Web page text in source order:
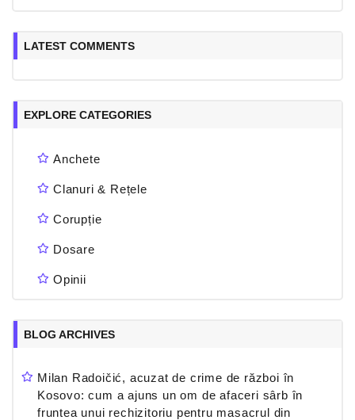
LATEST COMMENTS
EXPLORE CATEGORIES
Anchete
Clanuri & Rețele
Corupție
Dosare
Opinii
BLOG ARCHIVES
Milan Radoičić, acuzat de crime de război în
Kosovo: cum a ajuns un om de afaceri sârb în
fruntea unui rechizitoriu pentru masacrul din